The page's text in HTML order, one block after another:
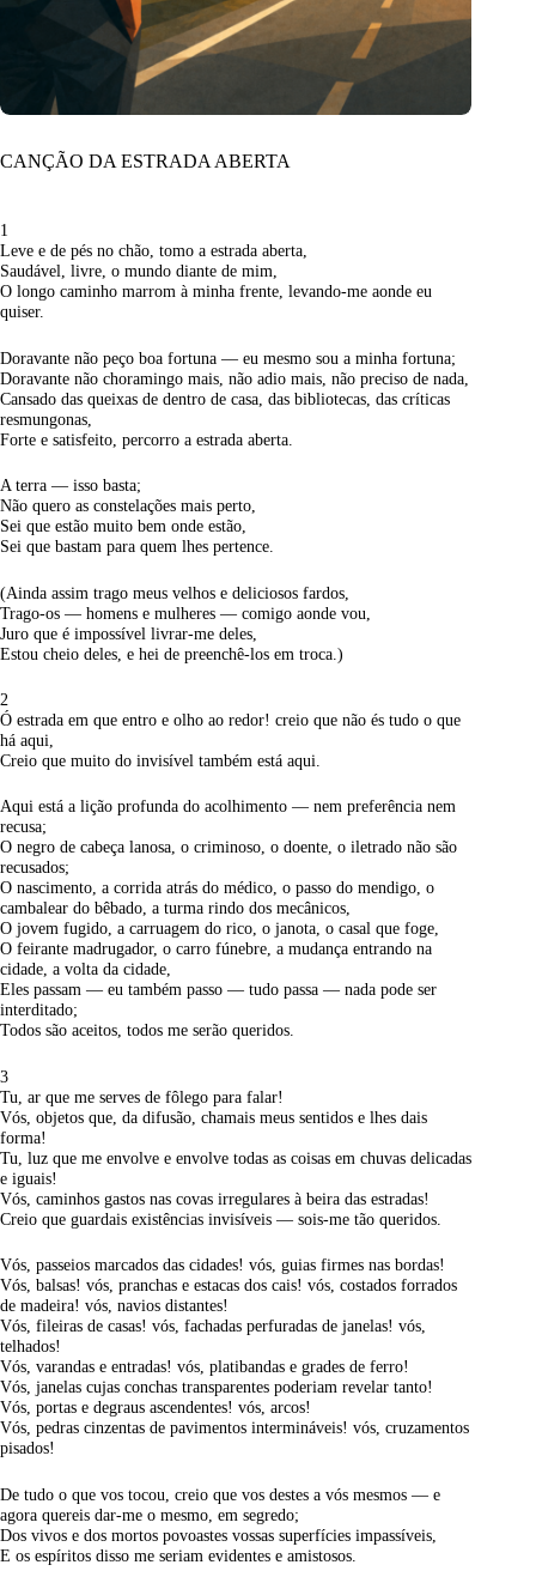
CANÇÃO DA ESTRADA ABERTA
1
Leve e de pés no chão, tomo a estrada aberta,
Saudável, livre, o mundo diante de mim,
O longo caminho marrom à minha frente, levando-me aonde eu
quiser.
Doravante não peço boa fortuna — eu mesmo sou a minha fortuna;
Doravante não choramingo mais, não adio mais, não preciso de nada,
Cansado das queixas de dentro de casa, das bibliotecas, das críticas
resmungonas,
Forte e satisfeito, percorro a estrada aberta.
A terra — isso basta;
Não quero as constelações mais perto,
Sei que estão muito bem onde estão,
Sei que bastam para quem lhes pertence.
(Ainda assim trago meus velhos e deliciosos fardos,
Trago-os — homens e mulheres — comigo aonde vou,
Juro que é impossível livrar-me deles,
Estou cheio deles, e hei de preenchê-los em troca.)
2
Ó estrada em que entro e olho ao redor! creio que não és tudo o que
há aqui,
Creio que muito do invisível também está aqui.
Aqui está a lição profunda do acolhimento — nem preferência nem
recusa;
O negro de cabeça lanosa, o criminoso, o doente, o iletrado não são
recusados;
O nascimento, a corrida atrás do médico, o passo do mendigo, o
cambalear do bêbado, a turma rindo dos mecânicos,
O jovem fugido, a carruagem do rico, o janota, o casal que foge,
O feirante madrugador, o carro fúnebre, a mudança entrando na
cidade, a volta da cidade,
Eles passam — eu também passo — tudo passa — nada pode ser
interditado;
Todos são aceitos, todos me serão queridos.
3
Tu, ar que me serves de fôlego para falar!
Vós, objetos que, da difusão, chamais meus sentidos e lhes dais
forma!
Tu, luz que me envolve e envolve todas as coisas em chuvas delicadas
e iguais!
Vós, caminhos gastos nas covas irregulares à beira das estradas!
Creio que guardais existências invisíveis — sois-me tão queridos.
Vós, passeios marcados das cidades! vós, guias firmes nas bordas!
Vós, balsas! vós, pranchas e estacas dos cais! vós, costados forrados
de madeira! vós, navios distantes!
Vós, fileiras de casas! vós, fachadas perfuradas de janelas! vós,
telhados!
Vós, varandas e entradas! vós, platibandas e grades de ferro!
Vós, janelas cujas conchas transparentes poderiam revelar tanto!
Vós, portas e degraus ascendentes! vós, arcos!
Vós, pedras cinzentas de pavimentos intermináveis! vós, cruzamentos
pisados!
De tudo o que vos tocou, creio que vos destes a vós mesmos — e
agora quereis dar-me o mesmo, em segredo;
Dos vivos e dos mortos povoastes vossas superfícies impassíveis,
E os espíritos disso me seriam evidentes e amistosos.